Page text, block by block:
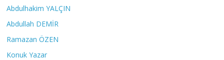
Abdulhakim YALÇIN
Abdullah DEMİR
Ramazan ÖZEN
Konuk Yazar